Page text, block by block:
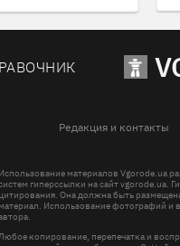
Редакция и контакты
Использование материалов Vgorode.ua
гиперссылки на сайт vgorode.ua.
цитирования. Она должна быть
материал. Использование фотографий и
копирование, перепечатка и